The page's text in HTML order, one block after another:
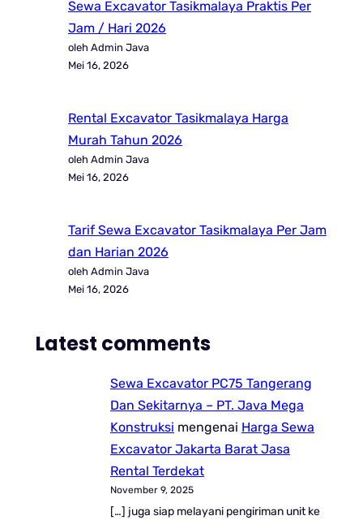
Sewa Excavator Tasikmalaya Praktis Per
Jam / Hari 2026
oleh Admin Java
Mei 16, 2026
Rental Excavator Tasikmalaya Harga
Murah Tahun 2026
oleh Admin Java
Mei 16, 2026
Tarif Sewa Excavator Tasikmalaya Per Jam
dan Harian 2026
oleh Admin Java
Mei 16, 2026
Latest comments
Sewa Excavator PC75 Tangerang
Dan Sekitarnya – PT. Java Mega
Konstruksi mengenai Harga Sewa
Excavator Jakarta Barat Jasa
Rental Terdekat
November 9, 2025
[…] juga siap melayani pengiriman unit ke